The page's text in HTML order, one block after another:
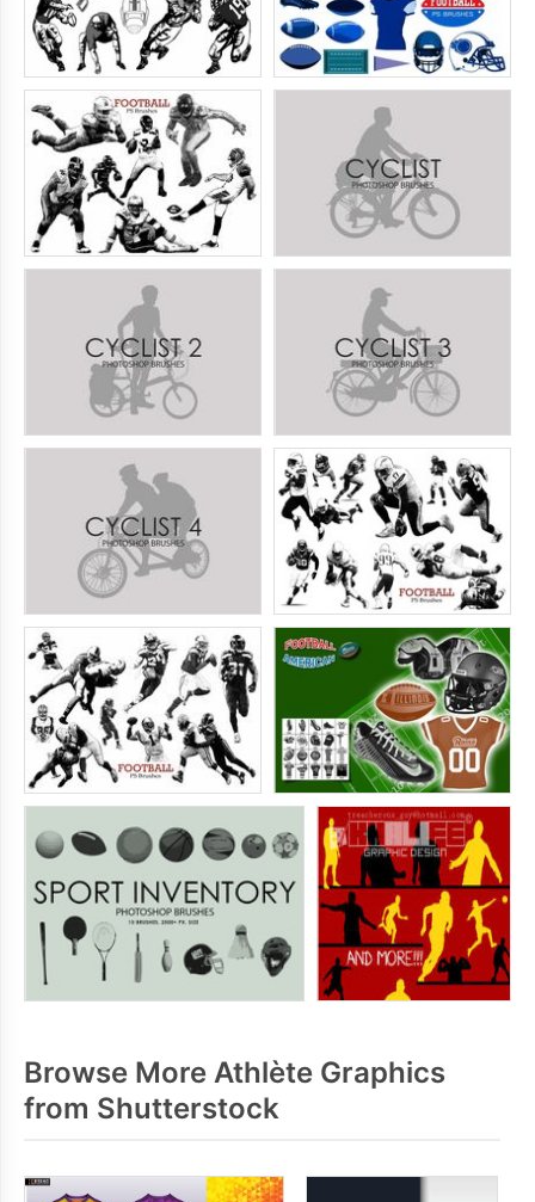
Browse More Athlète Graphics
from Shutterstock